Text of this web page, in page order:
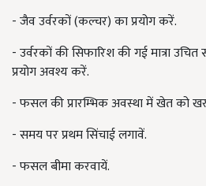
- जैव उर्वरकों (कल्चर) का प्रयोग करें.
- उर्वरकों की सिफारिश की गई मात्रा
प्रयोग अवश्य करें.
- फसल की प्रारम्भिक अवस्था में खेत को
- समय पर प्रथम सिंचाई लगावें.
- फसल बीमा करवायें.